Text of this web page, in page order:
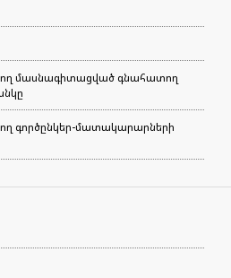
մասնագիտացված գնահատող
գործընկեր-մատակարարների